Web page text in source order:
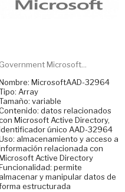
Government Microsoft...
MicrosoftAAD-32964
Array
variable
datos relacionados
Microsoft Active Directory,
único AAD-32964
almacenamiento y acceso a
relacionada con
Active Directory
permite
almacenar y manipular datos de
estructurada